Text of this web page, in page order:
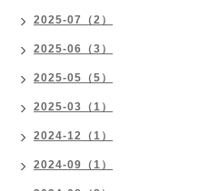
2025-07（2）
2025-06（3）
2025-05（5）
2025-03（1）
2024-12（1）
2024-09（1）